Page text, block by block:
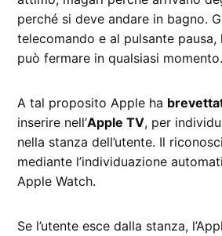
perché si deve andare in bagno.
telecomando e al pulsante pausa,
può fermare in qualsiasi momento.
A tal proposito Apple ha
inserire nell’Apple TV, per
nella stanza dell’utente. Il
mediante l’individuazione
Apple Watch.
Se l’utente esce dalla stanza,